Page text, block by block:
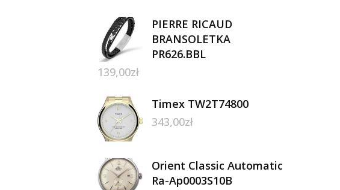
PIERRE RICAUD
BRANSOLETKA
PR626.BBL
139,00zł
Timex TW2T74800
343,00zł
Orient Classic Automatic
Ra-Ap0003S10B